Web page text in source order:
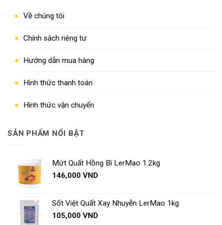
Về chúng tôi
Chính sách riêng tư
Hướng dẫn mua hàng
Hình thức thanh toán
Hình thức vận chuyển
SẢN PHẨM NỔI BẬT
Mứt Quất Hồng Bì LerMao 1.2kg
146,000 VND
Sốt Việt Quất Xay Nhuyễn LerMao 1kg
105,000 VND